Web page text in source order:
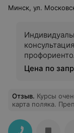
Минск, ул.
Цена по
Отзыв. Курсы
карта поляка.
задание не
удовольствием